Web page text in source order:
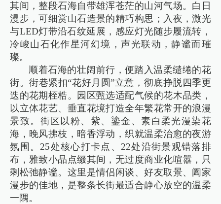
其间，整段石海自带雄浑苍茫的山河气场。白日
漫步，可细赏山石造景的精巧构思；入夜，激光
与LED灯带沿石纹延展，感应灯光随步履流转，
冷峻山石化作星河幻境，声光联动，静谧而璀
璨。
顺着石海的壮阔前行，便踏入温柔缱绻的花
街。街巷紧扣“花好月圆”立意，彻底挣脱四季更
迭的花期桎梏。园区甄选适配气候的花木品类，
以立体花艺、垂直花境打造全年繁花常开的浪漫
景致。街区以粉、紫、鎏金、素白柔光漫染花
海，晚风拂枝，暗香浮动，织就温柔治愈的夜游
氛围。25处核心打卡点、22处沿街景观错落排
布，雅致小品点缀其间，无过度商业化喧嚣，只
剩松弛静谧。这里是情侣闲谈、好友取景、阖家
漫步的佳地，是整条长街最适合静心放空的温柔
一隅。